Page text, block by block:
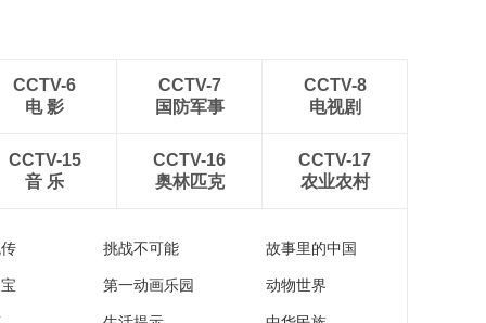
CCTV-6
电 影
CCTV-7
国防军事
CCTV-8
电视剧
CCTV-15
音 乐
CCTV-16
奥林匹克
CCTV-17
农业农村
挑战不可能 故事里的中国
第一动画乐园 动物世界